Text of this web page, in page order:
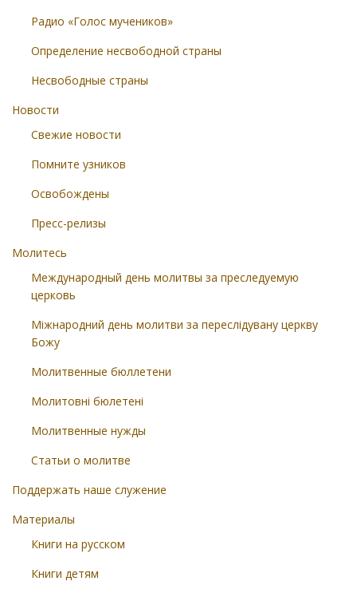
Радио «Голос мучеников»
Определение несвободной страны
Несвободные страны
Новости
Свежие новости
Помните узников
Освобождены
Пресс-релизы
Молитесь
Международный день молитвы за преследуемую
церковь
Міжнародний день молитви за переслідувану церкву
Божу
Молитвенные бюллетени
Молитовні бюлетені
Молитвенные нужды
Статьи о молитве
Поддержать наше служение
Материалы
Книги на русском
Книги детям